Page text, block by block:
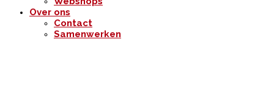
Over ons
Contact
Samenwerken